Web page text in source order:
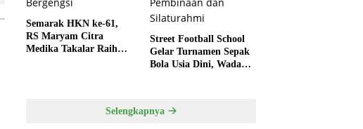
Semarak HKN ke-61,
RS Maryam Citra
Medika Takalar Raih
Street Football School
Gelar Turnamen Sepak
Bola Usia Dini, Wadah
Selengkapnya